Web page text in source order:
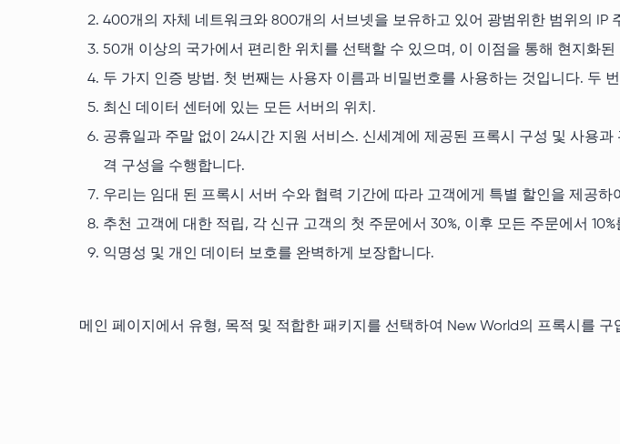
400개의 자체 네트워크와 800개의 서브넷을 보유하고 있어 광범위한 범위의 IP
50개 이상의 국가에서 편리한 위치를 선택할 수 있으며, 이 이점을 통해 현지화
두 가지 인증 방법. 첫 번째는 사용자 이름과 비밀번호를 사용하는 것입니다. 두
최신 데이터 센터에 있는 모든 서버의 위치.
공휴일과 주말 없이 24시간 지원 서비스. 신세계에 제공된 프록시 구성 및 사용
격 구성을 수행합니다.
우리는 임대 된 프록시 서버 수와 ​​협력 기간에 따라 고객에게 특별 할인을 제공
추천 고객에 대한 적립, 각 신규 고객의 첫 주문에서 30%, 이후 모든 주문에서
익명성 및 개인 데이터 보호를 완벽하게 보장합니다.
메인 페이지에서 유형, 목적 및 적합한 패키지를 선택하여 New World의 프록시를